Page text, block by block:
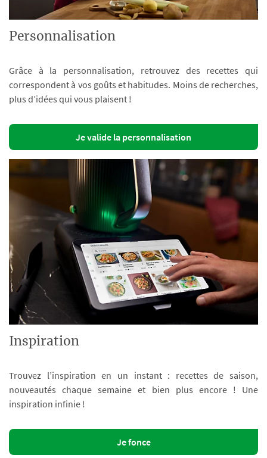
Personnalisation
Grâce à la personnalisation, retrouvez des recettes qui
correspondent à vos goûts et habitudes. Moins de recherches,
plus d’idées qui vous plaisent !
Je valide la personnalisation
Inspiration
Trouvez l’inspiration en un instant : recettes de saison,
nouveautés chaque semaine et bien plus encore ! Une
inspiration infinie !
Je fonce